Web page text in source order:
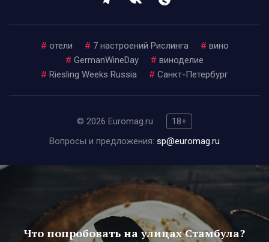
# отели # 7 настроений Рислинга # вино
# GermanWineDay # виноделие
# Riesling Weeks Russia # Санкт-Петербург
© 2026 Euromag.ru
18+
Вопросы и предложения: sp@euromag.ru
Что попробовать на улицах Стамбула?